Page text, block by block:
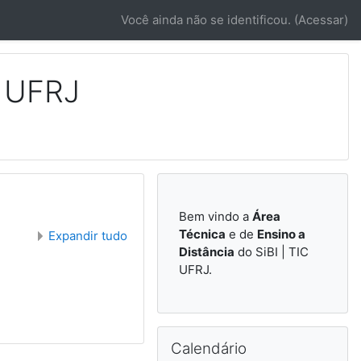
Você ainda não se identificou. (Acessar)
Expandir tudo
Bem vindo aÁrea
Técnica e de Ensino a
Distância do SiBI | TIC
UFRJ.
Calendário